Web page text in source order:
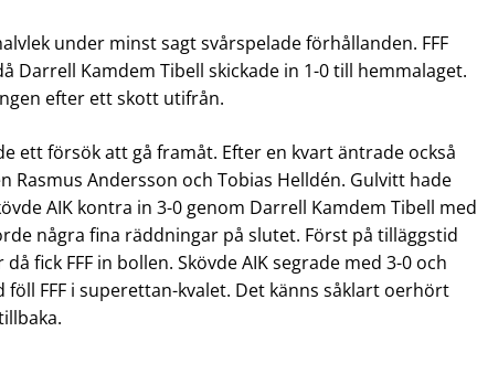
under minst sagt svårspelade förhållanden. FFF
Darrell Kamdem Tibell skickade in 1-0 till hemmalaget.
efter ett skott utifrån.
ett försök att gå framåt. Efter en kvart äntrade också
Rasmus Andersson och Tobias Helldén. Gulvitt hade
AIK kontra in 3-0 genom Darrell Kamdem Tibell med
några fina räddningar på slutet. Först på tilläggstid
fick FFF in bollen. Skövde AIK segrade med 3-0 och
FFF i superettan-kvalet. Det känns såklart oerhört